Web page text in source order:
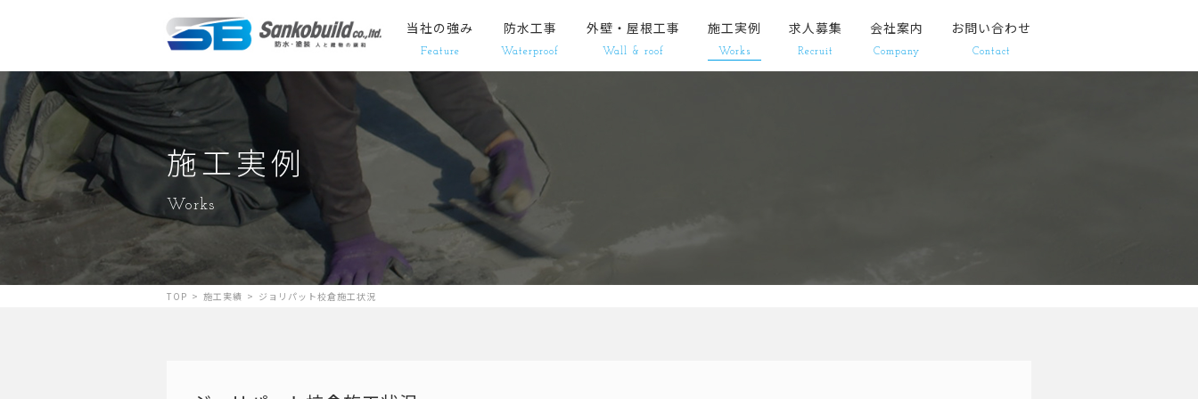
当社の強み
Feature
防水工事
Waterproof
外壁・屋根工事
Wall & roof
施工実例
Works
求人募集
Recruit
会社案内
Company
お問い合わせ
Contact
施工実例
Works
TOP > 施工実績 > ジョリパット校倉施工状況